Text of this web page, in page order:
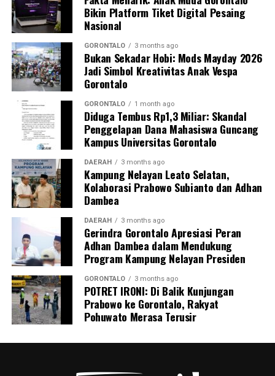
Harus ada sistem kesiapsiagaan berbasis masyarakat
yang solid. Kehadiran buku panduan ini memperjelas
alur koordinasi penanganan darurat di lapangan,” ujar
DPL KKN.
Pelatihan berlangsung interaktif lewat simulasi
penanganan awal, diskusi kasus, hingga penyamaan
persepsi peran keluarga dalam pengawasan masa
kehamilan.
InisiatifBUMIL TANGGUHmenjadi wujud nyata
komitmen KKN Profesi Kesehatan UNG 2026 dalam
mengoptimalkan pengawasan kehamilan risiko tinggi.
Melalui sinergi mahasiswa, kader, dan pemerintah desa,
UNG berharap terbangun sistem mitigasi kebencanan
maternal yang tanggap, terintegrasi, dan berkelanjutan.
Bikin Platform Tiket Digital Pesaing
Nasional
GORONTALO 3 months ago
Bukan Sekadar Hobi: Mods Mayday 2026
Jadi Simbol Kreativitas Anak Vespa
Gorontalo
GORONTALO 1 month ago
Diduga Tembus Rp1,3 Miliar: Skandal
Penggelapan Dana Mahasiswa Guncang
Kampus Universitas Gorontalo
DAERAH 3 months ago
Kampung Nelayan Leato Selatan,
Kolaborasi Prabowo Subianto dan Adhan
Dambea
DAERAH 3 months ago
Gerindra Gorontalo Apresiasi Peran
Adhan Dambea dalam Mendukung
Program Kampung Nelayan Presiden
GORONTALO 3 months ago
POTRET IRONI: Di Balik Kunjungan
Prabowo ke Gorontalo, Rakyat
Pohuwato Merasa Terusir